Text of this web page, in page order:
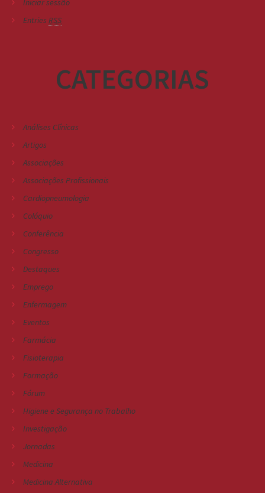
Iniciar sessão
Entries RSS
CATEGORIAS
Análises Clínicas
Artigos
Associações
Associações Profissionais
Cardiopneumologia
Colóquio
Conferência
Congresso
Destaques
Emprego
Enfermagem
Eventos
Farmácia
Fisioterapia
Formação
Fórum
Higiene e Segurança no Trabalho
Investigação
Jornadas
Medicina
Medicina Alternativa